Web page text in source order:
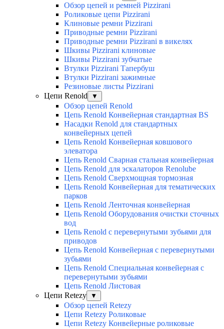
Обзор цепей и ремней Pizzirani
Роликовые цепи Pizzirani
Клиновые ремни Pizzirani
Приводные ремни Pizzirani
Приводные ремни Pizzirani в викелях
Шкивы Pizzirani клиновые
Шкивы Pizzirani зубчатые
Втулки Pizzirani Тапербуш
Втулки Pizzirani зажимные
Резиновые листы Pizzirani
Цепи Renold
▼
Обзор цепей Renold
Цепь Renold Конвейерная стандартная BS
Насадки Renold для стандартных
конвейерных цепей
Цепь Renold Конвейерная ковшового
элеватора
Цепь Renold Сварная стальная конвейерная
Цепь Renold для эскалаторов Renolube
Цепь Renold Сверхмощная тормозная
Цепь Renold Конвейерная для тематических
парков
Цепь Renold Ленточная конвейерная
Цепь Renold Оборудования очистки сточных
вод
Цепь Renold с перевернутыми зубьями для
приводов
Цепь Renold Конвейерная с перевернутыми
зубьями
Цепь Renold Специальная конвейерная с
перевернутыми зубьями
Цепь Renold Листовая
Цепи Retezy
▼
Обзор цепей Retezy
Цепи Retezy Роликовые
Цепи Retezy Конвейерные роликовые